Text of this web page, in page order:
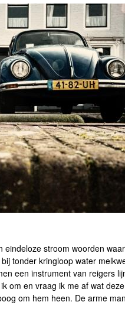
eindeloze stroom woorden
tonder kringloop water
een instrument van reigers
om en vraag ik me af wat
om hem heen. De arme